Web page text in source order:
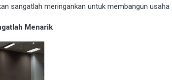
sangatlah meringankan untuk membangun
Menarik